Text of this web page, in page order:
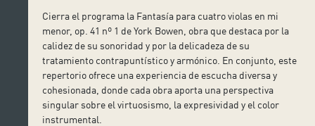
Cierra el programa la Fantasía para cuatro violas en mi
menor, op. 41 nº 1 de York Bowen, obra que destaca por la
calidez de su sonoridad y por la delicadeza de su
tratamiento contrapuntístico y armónico. En conjunto, este
repertorio ofrece una experiencia de escucha diversa y
cohesionada, donde cada obra aporta una perspectiva
singular sobre el virtuosismo, la expresividad y el color
instrumental.